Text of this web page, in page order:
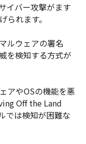
イバー攻撃がます
られます。
ルウェアの署名
を検知する方式が
アやOSの機能を悪
Off the Land
では検知が困難な